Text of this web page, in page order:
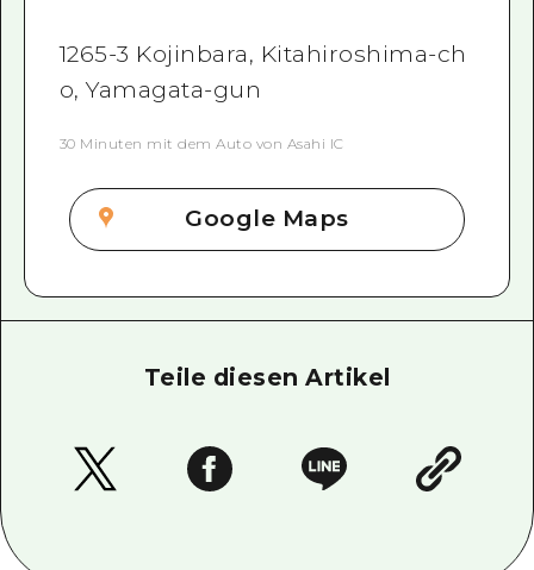
1265-3 Kojinbara, Kitahiroshima-ch
o, Yamagata-gun
30 Minuten mit dem Auto von Asahi IC
Google Maps
Teile diesen Artikel